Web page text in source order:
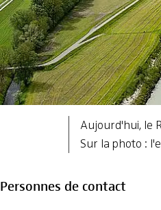
Aujourd'hui, le
Sur la photo :
Personnes de contact